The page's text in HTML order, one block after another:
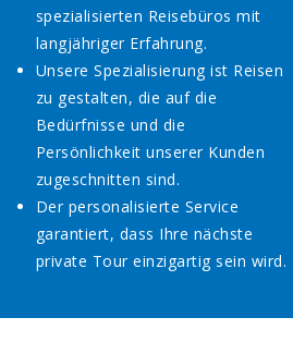
spezialisierten Reisebüros mit
langjähriger Erfahrung.
Unsere Spezialisierung ist Reisen
zu gestalten, die auf die
Bedürfnisse und die
Persönlichkeit unserer Kunden
zugeschnitten sind.
Der personalisierte Service
garantiert, dass Ihre nächste
private Tour einzigartig sein wird.